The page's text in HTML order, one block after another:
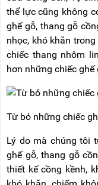
ĐẠI
LÝ
BẢO
HÀNH
HỆ
THANG
NHÔM
GIÀN
GIÁO
VÁN
RẢNH
TAY
XE
HÀNG
BỘ
thể lực cũng không
ghế gỗ, thang gỗ
nhọc, khó khăn
chiếc thang nhôm
hơn những chiếc ghế
Từ bỏ những chiếc
Lý do mà chúng tôi
ghế gỗ, thang gỗ
thiết kế cồng kềnh,